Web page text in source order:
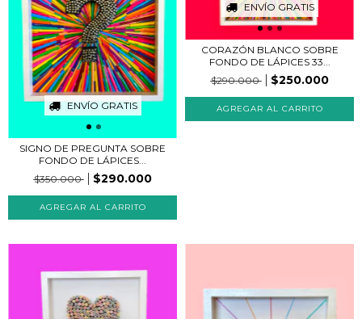
ENVÍO GRATIS
SIGNO DE PREGUNTA SOBRE
FONDO DE LÁPICES...
$350.000
$290.000
ENVÍO GRATIS
CORAZÓN BLANCO SOBRE
FONDO DE LÁPICES 33...
$290.000
$250.000